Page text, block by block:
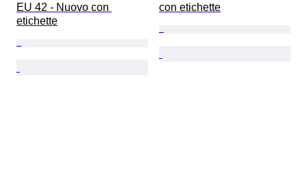
EU 42 - Nuovo con
etichette
con etichette